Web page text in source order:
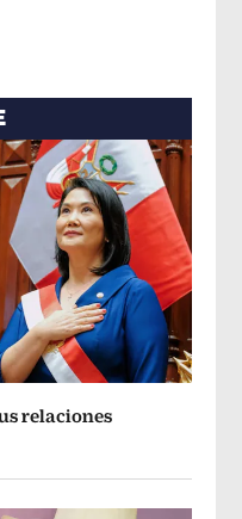
relaciones